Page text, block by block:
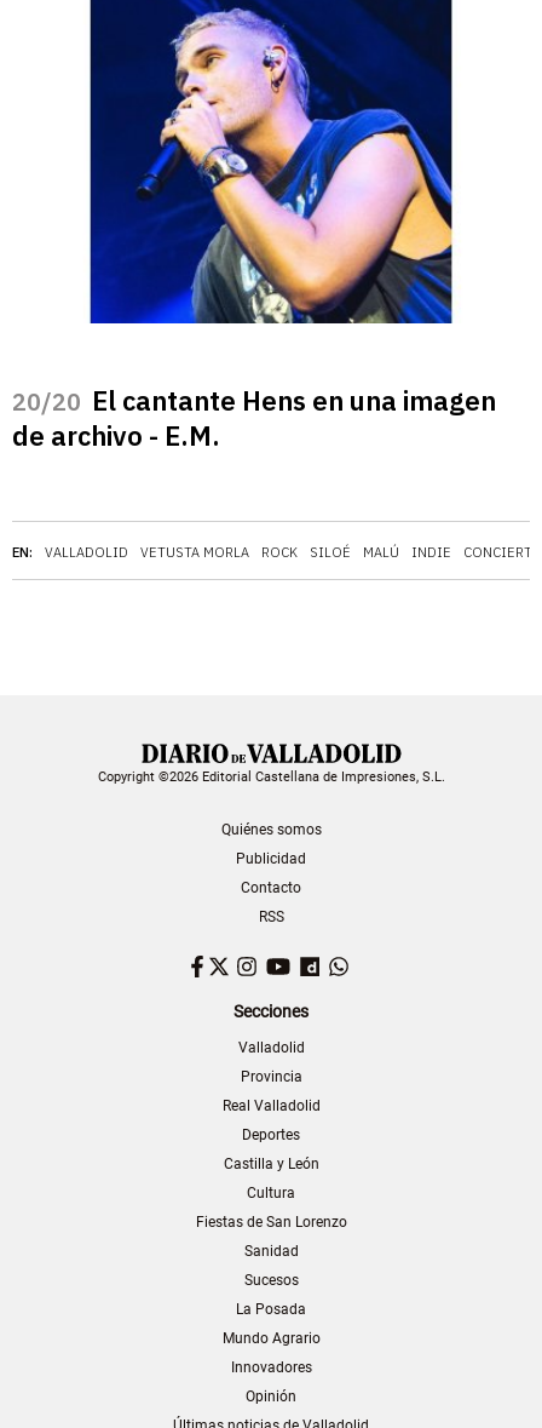
EN: VALLADOLID VETUSTA MORLA ROCK SILOÉ MALÚ INDIE
/20 El cantante Hens en una imagen
de archivo - E.M.
Copyright ©2026 Editorial Castellana de Impresiones, S.L.
Quiénes somos
Publicidad
Contacto
RSS
Facebook
TwitterInstagram
YouTubeDailymotion
Secciones
Valladolid
Provincia
Real Valladolid
Deportes
Castilla y León
Cultura
Fiestas de San Lorenzo
Sanidad
Sucesos
La Posada
Mundo Agrario
Innovadores
Opinión